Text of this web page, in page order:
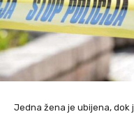
Jedna žena je ubijena,